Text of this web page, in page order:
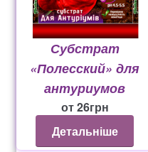
Субстрат
«Полесский» для
антуриумов
от26грн
Детальніше